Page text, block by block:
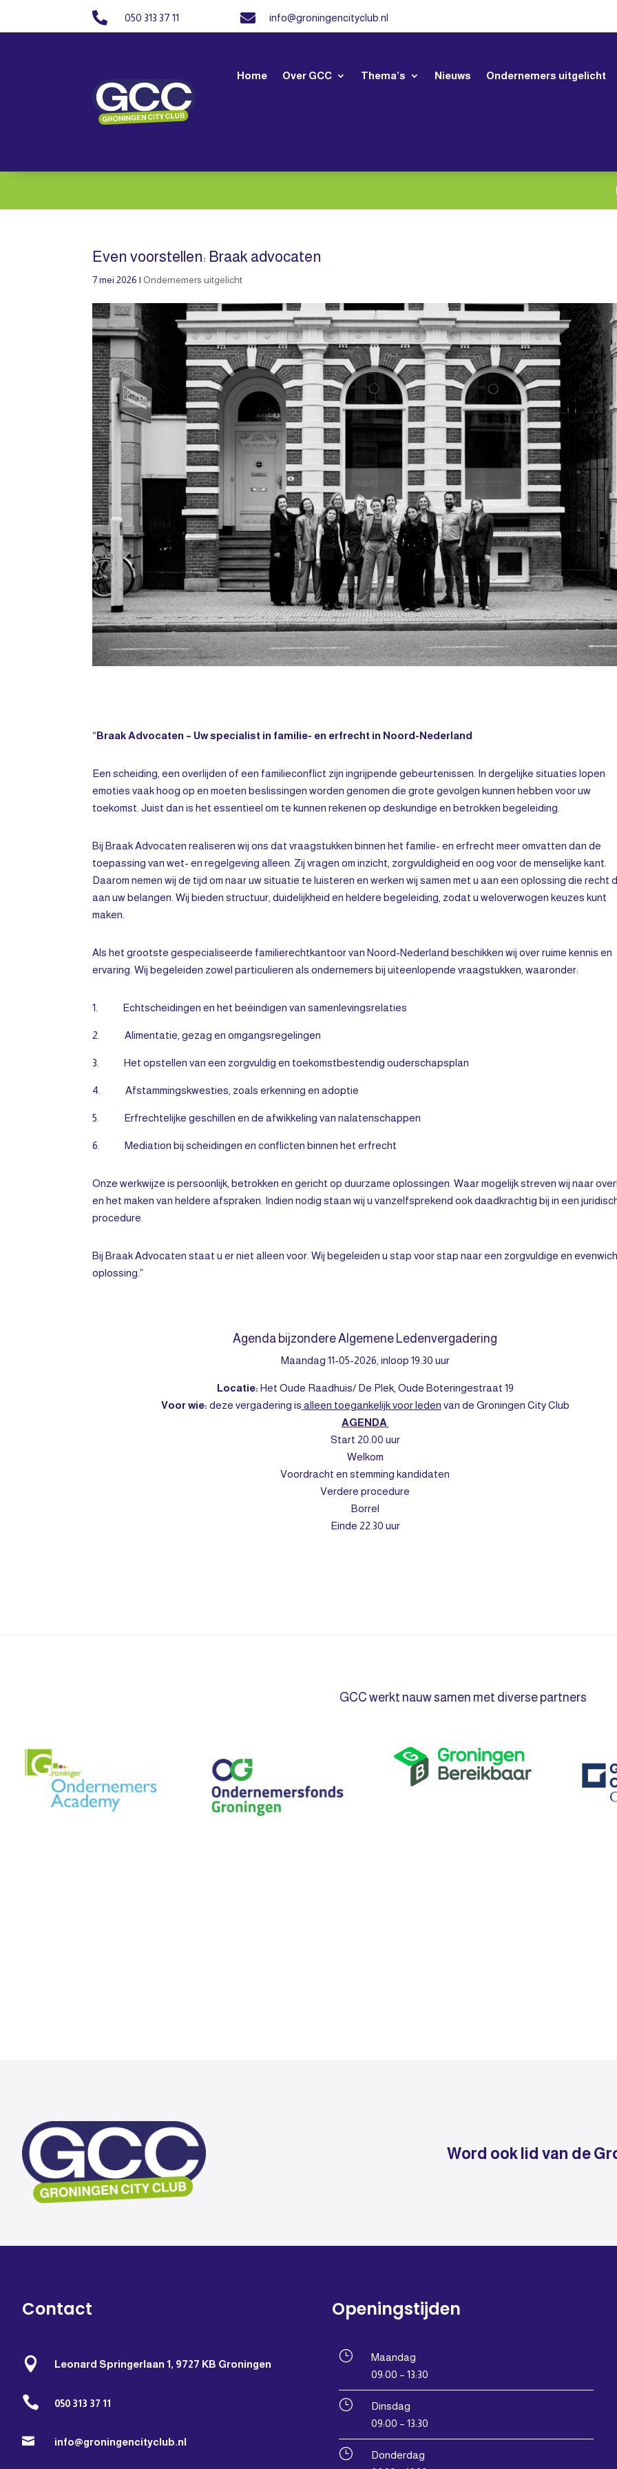
 050 313 37 11  info@groningencityclub.nl
Home Over GCC Thema’s Nieuws Ondernemers uitgelicht
Even voorstellen: Braak advocaten
7 mei 2026 |Ondernemers uitgelicht
“Braak Advocaten – Uw specialist in familie- en erfrecht in Noord-Nederland
Een scheiding, een overlijden of een familieconflict zijn ingrijpende gebeurtenissen. In dergelijke situaties lopen
emoties vaak hoog op en moeten beslissingen worden genomen die grote gevolgen kunnen hebben voor uw
toekomst. Juist dan is het essentieel om te kunnen rekenen op deskundige en betrokken begeleiding.
Bij Braak Advocaten realiseren wij ons dat vraagstukken binnen het familie- en erfrecht meer omvatten dan de
toepassing van wet- en regelgeving alleen. Zij vragen om inzicht, zorgvuldigheid en oog voor de menselijke kant.
Daarom nemen wij de tijd om naar uw situatie te luisteren en werken wij samen met u aan een oplossing die recht
aan uw belangen. Wij bieden structuur, duidelijkheid en heldere begeleiding, zodat u weloverwogen keuzes kunt
maken.
Als het grootste gespecialiseerde familierechtkantoor van Noord-Nederland beschikken wij over ruime kennis en
ervaring. Wij begeleiden zowel particulieren als ondernemers bij uiteenlopende vraagstukken, waaronder:
1. Echtscheidingen en het beëindigen van samenlevingsrelaties
2. Alimentatie, gezag en omgangsregelingen
3. Het opstellen van een zorgvuldig en toekomstbestendig ouderschapsplan
4. Afstammingskwesties, zoals erkenning en adoptie
5. Erfrechtelijke geschillen en de afwikkeling van nalatenschappen
6. Mediation bij scheidingen en conflicten binnen het erfrecht
Onze werkwijze is persoonlijk, betrokken en gericht op duurzame oplossingen. Waar mogelijk streven wij naar
en het maken van heldere afspraken. Indien nodig staan wij u vanzelfsprekend ook daadkrachtig bij in een
procedure.
Bij Braak Advocaten staat u er niet alleen voor. Wij begeleiden u stap voor stap naar een zorgvuldige en
oplossing.”
Agenda bijzondere Algemene Ledenvergadering
Maandag 11-05-2026, inloop 19.30 uur
Locatie: Het Oude Raadhuis/ De Plek, Oude Boteringestraat 19
Voor wie: deze vergadering is alleen toegankelijk voor leden van de Groningen City Club
AGENDA
Start 20.00 uur
Welkom
Voordracht en stemming kandidaten
Verdere procedure
Borrel
Einde 22.30 uur
GCC werkt nauw samen met diverse partners
Word ook lid van de
Contact
 Leonard Springerlaan 1, 9727 KB Groningen
 050 313 37 11
 info@groningencityclub.nl
Openingstijden
}
Maandag
09:00 – 13:30
}
Dinsdag
09:00 – 13:30
}
Donderdag